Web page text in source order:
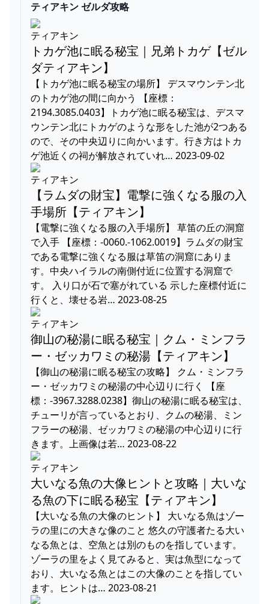
ティアキン ゼルダ攻略
ティアキン
トカゲ池に眠る秘宝｜兄弟トカゲ【ゼル
ダティアキン】
【トカゲ池に眠る秘宝の場所】 デスマウンテン北
のトカゲ池の間に向かう 【座標：
2194.3085.0403】トカゲ池に眠る秘宝は、デスマ
ウンテン北にトカゲのような形をした池が2つある
ので、その中央辺りに向かいます。行き方はトカ
ゲ池近くの祠が解放されていれ… 2023-09-02
ティアキン
【ラムダの財宝】電撃に強くなる服の入
手場所【ティアキン】
【電撃に強くなる服の入手場所】 草笛の丘の洞窟
で入手 【座標：-0060.-1062.0019】ラムダの財宝
である電撃に強くなる服は草笛の洞窟にありま
す。中央ハイラルの南側付近に位置する洞窟で
す。 入り口が石で塞がれている 示した座標付近に
行くと、壊せる岩… 2023-08-25
ティアキン
御山の秘湯に眠る秘宝｜クム・ミンフラ
ー・ゼッカワミの秘湯【ティアキン】
【御山の秘湯に眠る秘宝の攻略】 クム・ミンフラ
ー・ゼッカワミの秘湯の中心辺りに行く 【座
標：-3967.3288.0238】御山の秘湯に眠る秘宝は、
チューリが言っているとおり、クムの秘湯、ミン
フラーの秘湯、ゼッカワミの秘湯の中心辺りに行
きます。上画像は若… 2023-08-22
ティアキン
大いなる魚の大像ヒントと攻略｜大いな
る魚の下に眠る秘宝【ティアキン】
【大いなる魚の大像のヒント】 大いなる魚はゾー
ラの里にの大きな像のこと 悠久の守護者たる大い
なる魚とは、空魚とは別のものを指しています。
ゾーラの里をよく見てみると、実は魚型になって
おり、大いなる魚とはこの大像のことを指してい
ます。ヒントは… 2023-08-21